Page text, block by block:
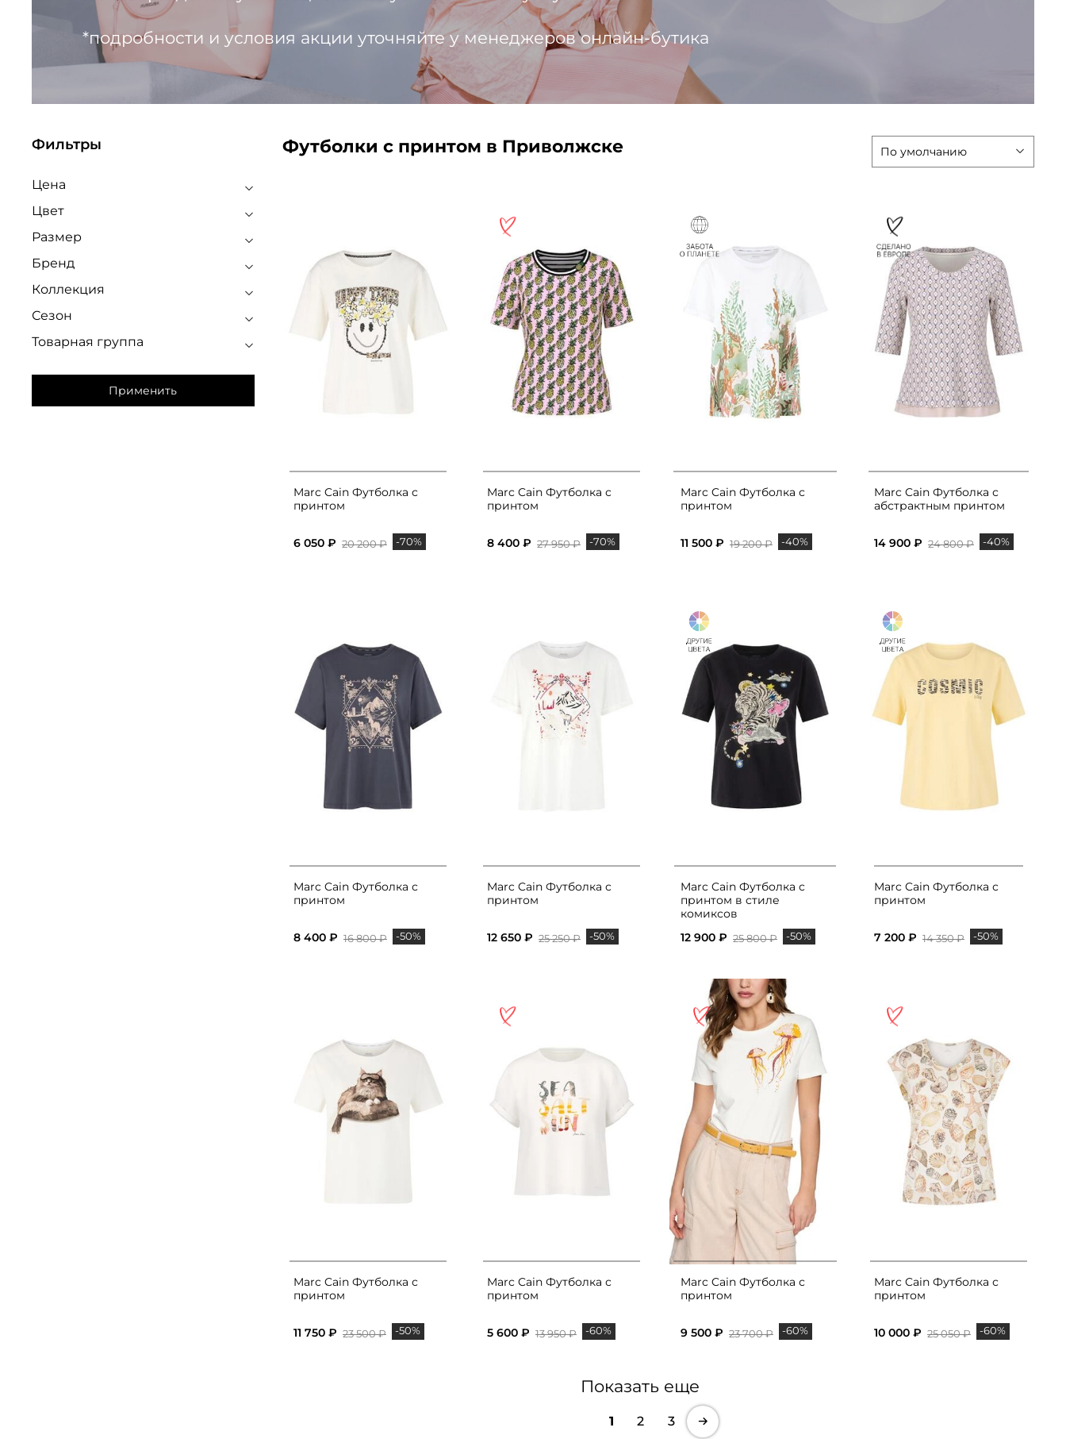
*подробности и условия акции уточняйте у менеджеров онлайн-бутика
Футболки с принтом в Приволжске
Marc Cain Футболка с
принтом
6 050 ₽ 20 200 ₽ -70%
Marc Cain Футболка с
принтом
8 400 ₽ 27 950 ₽ -70%
Marc Cain Футболка с
принтом
11 500 ₽ 19 200 ₽ -40%
Marc Cain Футболка с
абстрактным принтом
14 900 ₽ 24 800 ₽ -40%
Marc Cain Футболка с
принтом
8 400 ₽ 16 800 ₽ -50%
Marc Cain Футболка с
принтом
12 650 ₽ 25 250 ₽ -50%
Marc Cain Футболка с
принтом в стиле
комиксов
12 900 ₽ 25 800 ₽ -50%
Marc Cain Футболка с
принтом
7 200 ₽ 14 350 ₽ -50%
Marc Cain Футболка с
принтом
11 750 ₽ 23 500 ₽ -50%
Marc Cain Футболка с
принтом
5 600 ₽ 13 950 ₽ -60%
Marc Cain Футболка с
принтом
9 500 ₽ 23 700 ₽ -60%
Marc Cain Футболка с
принтом
10 000 ₽ 25 050 ₽ -60%
Показать еще
1 2 3
Фильтры
Цена
Цвет
Размер
Бренд
Коллекция
Сезон
Товарная группа
Применить